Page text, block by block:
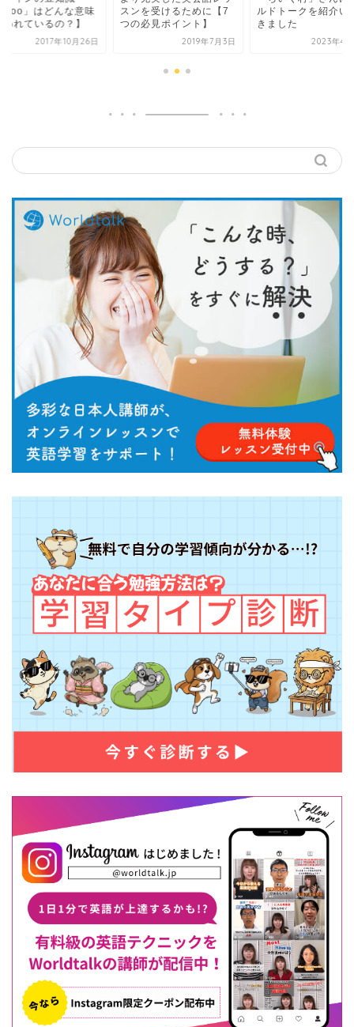
意味
】
月26日
スンを受けるために【7
つの必見ポイント】
ルドトークを紹介いただ
きました
【「